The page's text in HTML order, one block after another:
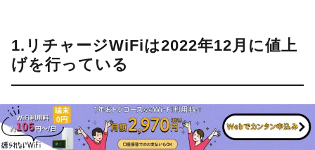
1.リチャージWiFiは2022年12月に値上
げを行っている
リチャージWiFiは、2022年の12月にデータ追加分の料金
を50%近く値上げしました。